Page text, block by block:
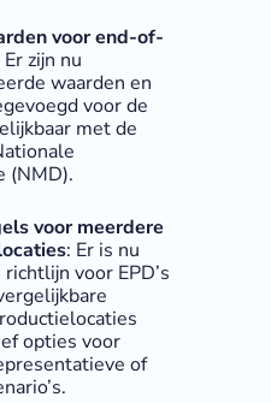
voor end-of-
Er zijn nu
waarden en
voor de
met de
(NMD).
voor meerdere
: Er is nu
voor EPD’s
opties voor
of